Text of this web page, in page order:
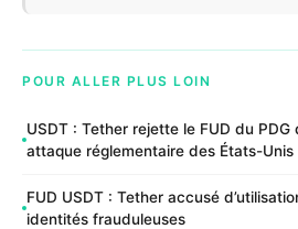
POUR ALLER PLUS LOIN
USDT : Tether rejette le FUD du PDG
attaque réglementaire des États-Unis
FUD USDT : Tether accusé
identités frauduleuses